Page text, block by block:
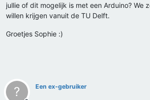
jullie of dit mogelijk is met een Arduino? We
willen krijgen vanuit de TU Delft.
Groetjes Sophie :)
? Een ex-gebruiker